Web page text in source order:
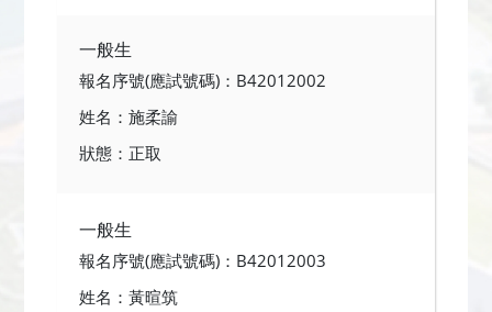
一般生
報名序號(應試號碼)：B42012002
姓名：施柔諭
狀態：正取
一般生
報名序號(應試號碼)：B42012003
姓名：黃暄筑